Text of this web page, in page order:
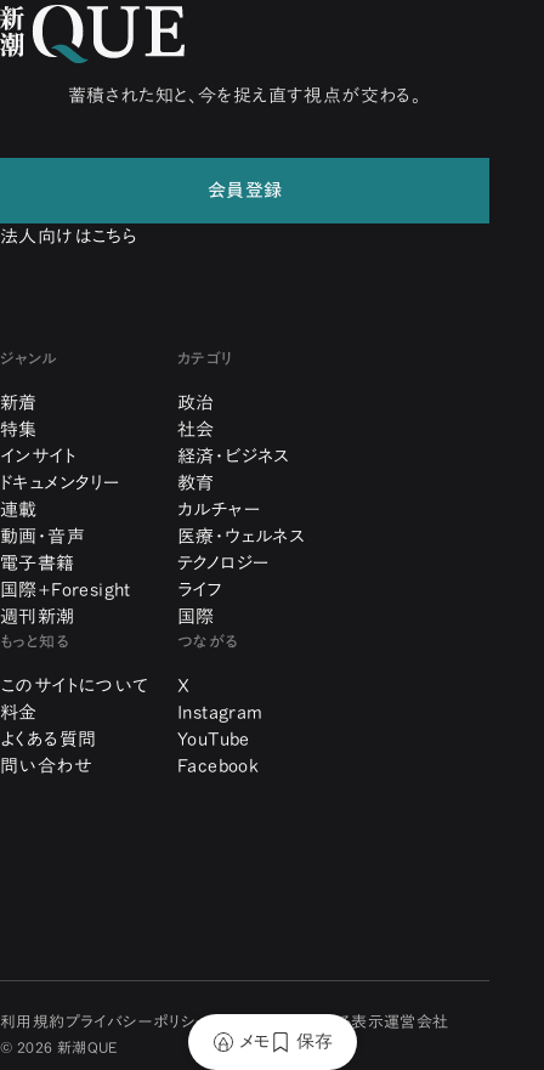
蓄積された知と、今を捉え直す視点が交わる。
会員登録
法人向けはこちら
ジャンル
新着
特集
インサイト
ドキュメンタリー
連載
動画・音声
電子書籍
国際+Foresight
週刊新潮
カテゴリ
政治
社会
経済・ビジネス
教育
カルチャー
医療・ウェルネス
テクノロジー
ライフ
国際
もっと知る
このサイトについて
料金
よくある質問
問い合わせ
つながる
X
Instagram
YouTube
Facebook
利用規約 プライバシーポリシー 特定商取引に関する表示運営会社
© 2026 新潮QUE メモ 保存